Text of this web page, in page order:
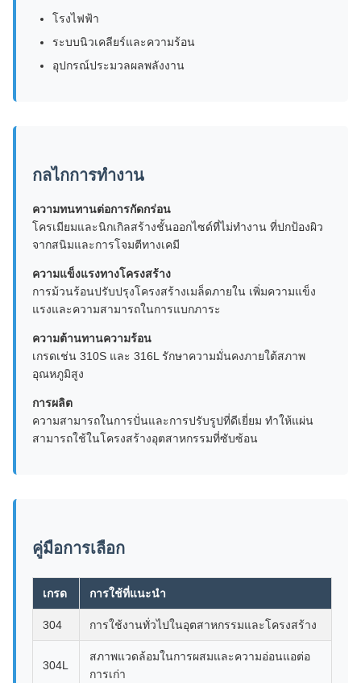
โรงไฟฟ้า
ระบบนิวเคลียร์และความร้อน
อุปกรณ์ประมวลผลพลังงาน
กลไกการทํางาน
ความทนทานต่อการกัดกร่อน
โครเมียมและนิกเกิลสร้างชั้นออกไซด์ที่ไม่ทํางาน ที่ปกป้องผิว
จากสนิมและการโจมตีทางเคมี
ความแข็งแรงทางโครงสร้าง
การม้วนร้อนปรับปรุงโครงสร้างเมล็ดภายใน เพิ่มความแข็ง
แรงและความสามารถในการแบกภาระ
ความต้านทานความร้อน
เกรดเช่น 310S และ 316L รักษาความมั่นคงภายใต้สภาพ
อุณหภูมิสูง
การผลิต
ความสามารถในการปั่นและการปรับรูปที่ดีเยี่ยม ทําให้แผ่น
สามารถใช้ในโครงสร้างอุตสาหกรรมที่ซับซ้อน
คู่มือการเลือก
เกรด การใช้ที่แนะนํา
304 การใช้งานทั่วไปในอุตสาหกรรมและโครงสร้าง
304L
สภาพแวดล้อมในการผสมและความอ่อนแอต่อ
การเก่า